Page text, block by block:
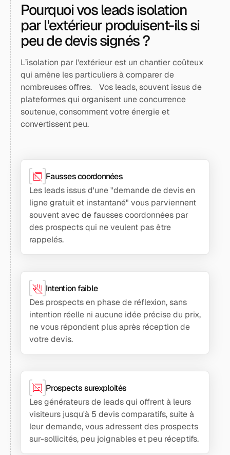
Pourquoi vos leads isolation
par l'extérieur produisent-ils si
peu de devis signés ?
L’isolation par l'extérieur est un chantier coûteux
qui amène les particuliers à comparer de
nombreuses offres. Vos leads, souvent issus de
plateformes qui organisent une concurrence
soutenue, consomment votre énergie et
convertissent peu.
Fausses coordonnées
Les leads issus d'une "demande de devis en
ligne gratuit et instantané" vous parviennent
souvent avec de fausses coordonnées par
des prospects qui ne veulent pas être
rappelés.
Intention faible
Des prospects en phase de réflexion, sans
intention réelle ni aucune idée précise du prix,
ne vous répondent plus après réception de
votre devis.
Prospects surexploités
Les générateurs de leads qui offrent à leurs
visiteurs jusqu'à 5 devis comparatifs, suite à
leur demande, vous adressent des prospects
sur-sollicités, peu joignables et peu réceptifs.